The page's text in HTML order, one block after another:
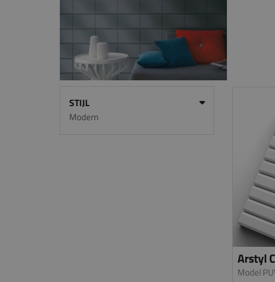
STIJL
Modern
Arstyl
Model